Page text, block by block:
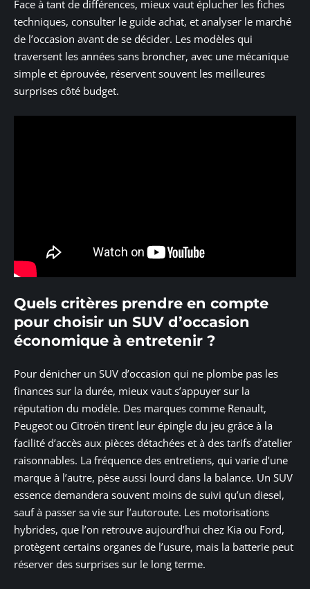
Face à tant de différences, mieux vaut éplucher les fiches
techniques, consulter le guide achat, et analyser le marché
de l’occasion avant de se décider. Les modèles qui
traversent les années sans broncher, avec une mécanique
simple et éprouvée, réservent souvent les meilleures
surprises côté budget.
Quels critères prendre en compte
pour choisir un SUV d’occasion
économique à entretenir ?
Pour dénicher un SUV d’occasion qui ne plombe pas les
finances sur la durée, mieux vaut s’appuyer sur la
réputation du modèle. Des marques comme Renault,
Peugeot ou Citroën tirent leur épingle du jeu grâce à la
facilité d’accès aux pièces détachées et à des tarifs d’atelier
raisonnables. La fréquence des entretiens, qui varie d’une
marque à l’autre, pèse aussi lourd dans la balance. Un SUV
essence demandera souvent moins de suivi qu’un diesel,
sauf à passer sa vie sur l’autoroute. Les motorisations
hybrides, que l’on retrouve aujourd’hui chez Kia ou Ford,
protègent certains organes de l’usure, mais la batterie peut
réserver des surprises sur le long terme.